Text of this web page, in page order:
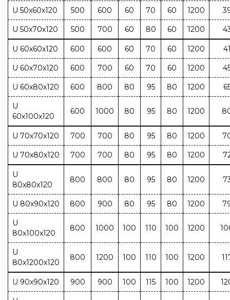
U 50x60x120 500 600 60 70 60 1200
U 50x70x120 500 700 60 80 60 1200
U 60x60x120 600 600 60 70 60 1200
U 60x70x120 600 700 60 70 60 1200
U 60x80x120 600 800 80 95 80 1200
U
60x100x120
600 1000 80 95 80 1200
U 70x70x120 700 700 80 95 80 1200
U 70x80x120 700 700 80 95 80 1200
U
80x80x120
800 800 80 95 80 1200
U 80x90x120 800 900 80 95 80 1200
U
80x100x120
800 1000 100 110 100 1200
U
80x1200x120
800 1200 100 110 100 1200
U 90x90x120 900 900 100 115 100 1200